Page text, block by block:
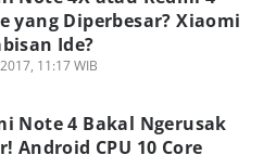
yang Diperbesar? Xiaomi
Ide?
11:17 WIB
Note 4 Bakal Ngerusak
Android CPU 10 Core